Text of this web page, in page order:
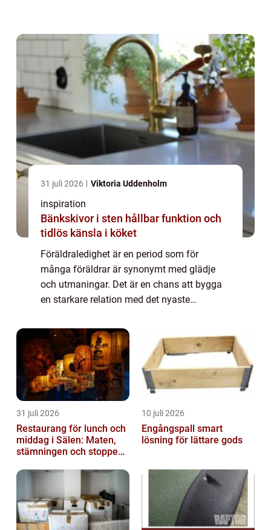
31 juli 2026 Viktoria Uddenholm
inspiration
Bänkskivor i sten hållbar funktion och
tidlös känsla i köket
Föräldraledighet är en period som för
många föräldrar är synonymt med glädje
och utmaningar. Det är en chans att bygga
en starkare relation med det nyaste
stä...
31 juli 2026
Restaurang för lunch och
middag i Sälen: Maten,
stämningen och stoppen
10 juli 2026
Engångspall smart
lösning för lättare gods